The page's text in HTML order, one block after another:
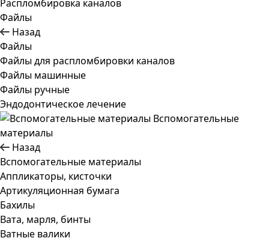
Распломбировка каналов
Файлы
Назад
Файлы
Файлы для распломбировки каналов
Файлы машинные
Файлы ручные
Эндодонтическое лечение
Вспомогательные
материалы
Назад
Вспомогательные материалы
Аппликаторы, кисточки
Артикуляционная бумага
Бахилы
Вата, марля, бинты
Ватные валики